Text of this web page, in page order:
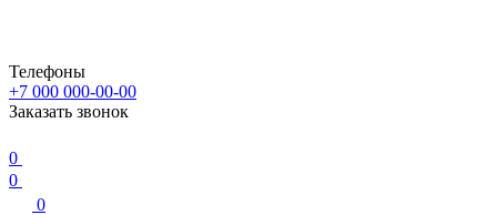
Телефоны
+7 000 000-00-00
Заказать звонок
0
0
0